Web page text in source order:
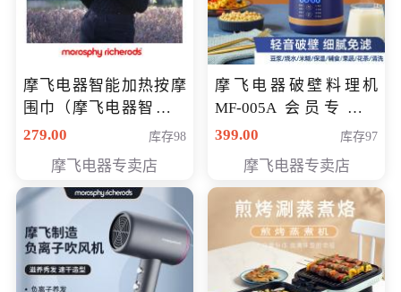
摩飞电器智能加热按摩
围巾（摩飞电器智能加
热按摩围脖） 会员专享
279.00 库存98
摩飞电器专卖店
摩飞电器破壁料理机
MF-005A 会员专享价
198元
399.00 库存97
摩飞电器专卖店